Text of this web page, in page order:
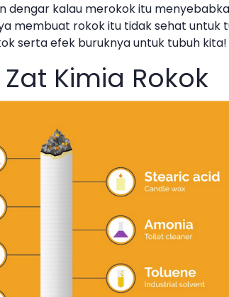
dengar kalau merokok itu
membuat rokok itu tidak sehat untuk
serta efek buruknya untuk tubuh kita!
Kimia Rokok